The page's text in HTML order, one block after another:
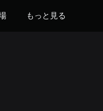
もっと見る